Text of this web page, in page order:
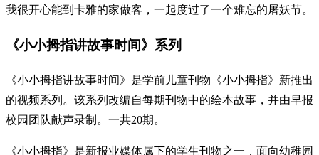
我很开心能到卡雅的家做客，一起度过了一个难忘的屠妖节。
《小小拇指讲故事时间》系列
《小小拇指讲故事时间》是学前儿童刊物《小小拇指》新推出
的视频系列。该系列改编自每期刊物中的绘本故事，并由早报
校园团队献声录制。一共20期。
《小小拇指》是新报业媒体属下的学生刊物之一，面向幼稚园